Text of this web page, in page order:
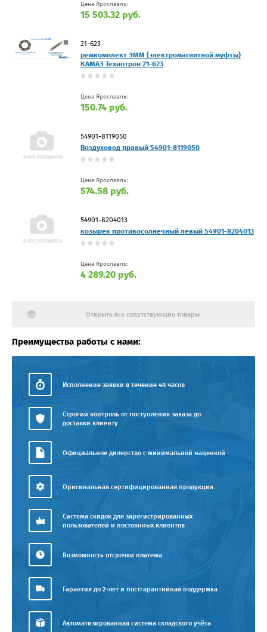
Цена Ярославль:
15 503.32 руб.
21-623
ремкомплект ЭММ (электромагнитной муфты)
КАМАЗ Технотрон 21-623
Цена Ярославль:
150.74 руб.
54901-8119050
Воздуховод правый 54901-8119050
Цена Ярославль:
574.58 руб.
54901-8204013
козырек противосолнечный левый 54901-8204013
Цена Ярославль:
4 289.20 руб.
Открыть все сопутствующие товары
Преимущества работы с нами:
Исполнение заявки в течение 48 часов
Строгий контроль от поступления заказа до
доставки клиенту
Официальное дилерство с минимальной наценкой
Оригинальная сертифицированная продукция
Система скидок для зарегистрированных
пользователей и постоянных клиентов
Возможность отсрочки платежа
Гарантия до 2-лет и постгарантийная поддержка
Автоматизированная система складского учёта